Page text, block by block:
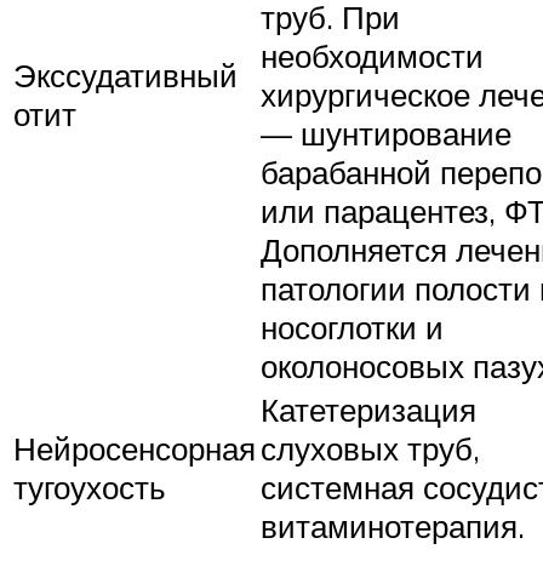
Экссудативный
отит
труб. При
необходимости
хирургическое
— шунтирование
барабанной
или парацентез,
Дополняется
патологии полости
носоглотки и
околоносовых
Нейросенсорная
тугоухость
Катетеризация
слуховых труб,
системная
витаминотерапия.